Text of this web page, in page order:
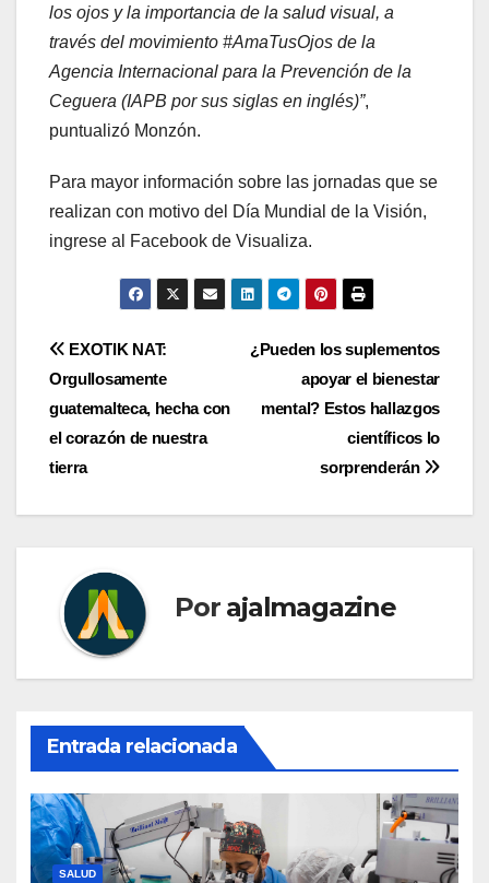
los ojos y la importancia de la salud visual, a
través del movimiento #AmaTusOjos de la
Agencia Internacional para la Prevención de la
Ceguera (IAPB por sus siglas en inglés)”,
puntualizó Monzón.
Para mayor información sobre las jornadas que se
realizan con motivo del Día Mundial de la Visión,
ingrese al Facebook de Visualiza.
Navegación
de
entradas
¿Pueden los suplementos
apoyar el bienestar
mental? Estos hallazgos
científicos lo
sorprenderán
EXOTIK NAT:
Orgullosamente
guatemalteca, hecha con
el corazón de nuestra
tierra
Por ajalmagazine
Entrada relacionada
SALUD